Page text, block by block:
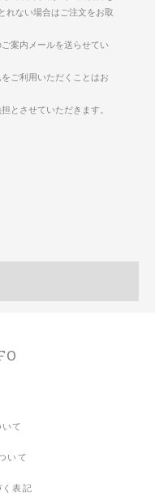
れない場合はご注文をお取
案内メールを送らせてい
ご利用いただくことはお
とさせていただきます。
て
いて
く表記